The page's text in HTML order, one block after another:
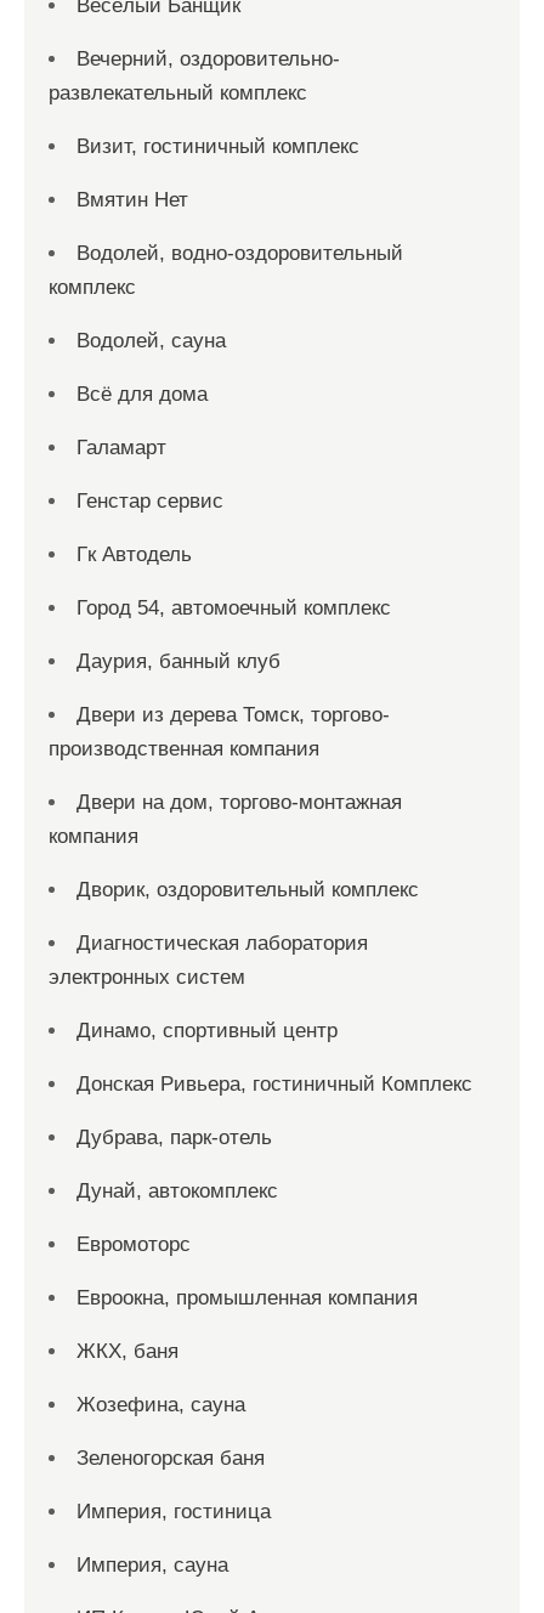
Весёлый Банщик
Вечерний, оздоровительно-
развлекательный комплекс
Визит, гостиничный комплекс
Вмятин Нет
Водолей, водно-оздоровительный
комплекс
Водолей, сауна
Всё для дома
Галамарт
Генстар сервис
Гк Автодель
Город 54, автомоечный комплекс
Даурия, банный клуб
Двери из дерева Томск, торгово-
производственная компания
Двери на дом, торгово-монтажная
компания
Дворик, оздоровительный комплекс
Диагностическая лаборатория
электронных систем
Динамо, спортивный центр
Донская Ривьера, гостиничный Комплекс
Дубрава, парк-отель
Дунай, автокомплекс
Евромоторс
Евроокна, промышленная компания
ЖКХ, баня
Жозефина, сауна
Зеленогорская баня
Империя, гостиница
Империя, сауна